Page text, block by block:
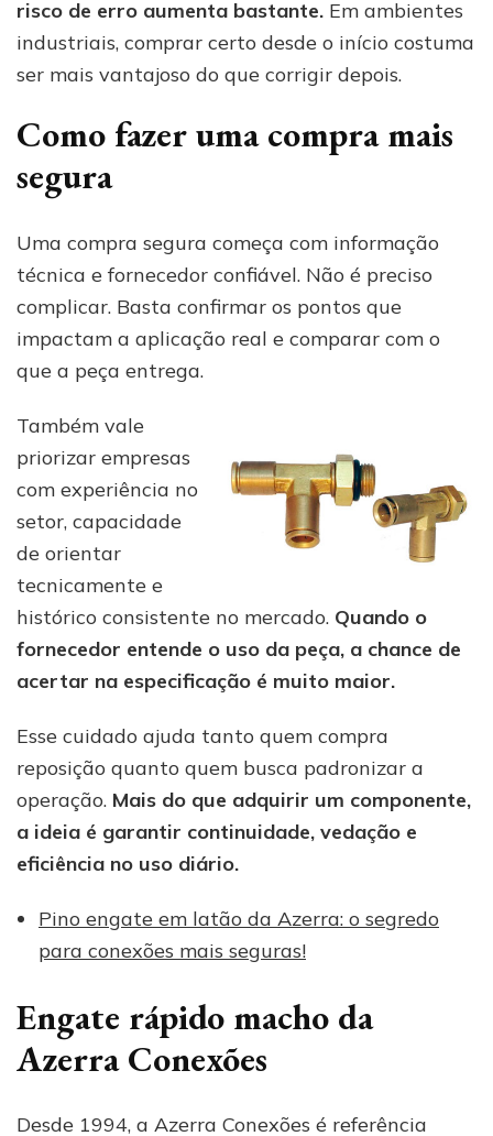
risco de erro aumenta bastante. Em ambientes
industriais, comprar certo desde o início costuma
ser mais vantajoso do que corrigir depois.
Como fazer uma compra mais
segura
Uma compra segura começa com informação
técnica e fornecedor confiável. Não é preciso
complicar. Basta confirmar os pontos que
impactam a aplicação real e comparar com o
que a peça entrega.
Também vale
priorizar empresas
com experiência no
setor, capacidade
de orientar
tecnicamente e
histórico consistente no mercado. Quando o
fornecedor entende o uso da peça, a chance de
acertar na especificação é muito maior.
Esse cuidado ajuda tanto quem compra
reposição quanto quem busca padronizar a
operação. Mais do que adquirir um componente,
a ideia é garantir continuidade, vedação e
eficiência no uso diário.
Pino engate em latão da Azerra: o segredo
para conexões mais seguras!
Engate rápido macho da
Azerra Conexões
Desde 1994, a Azerra Conexões é referência